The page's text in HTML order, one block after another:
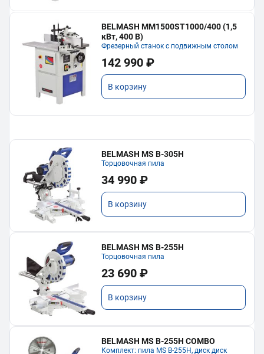
BELMASH MM1500ST1000/400 (1,5
кВт, 400 В)
Фрезерный станок с подвижным столом
142 990 ₽
В корзину
BELMASH MS B-305H
Торцовочная пила
34 990 ₽
В корзину
BELMASH MS B-255H
Торцовочная пила
23 690 ₽
В корзину
BELMASH MS B-255H COMBO
Комплект: пила MS B-255H, диск диск